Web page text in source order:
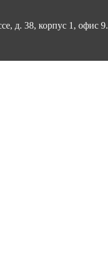
д. 38, корпус 1, офис 9.